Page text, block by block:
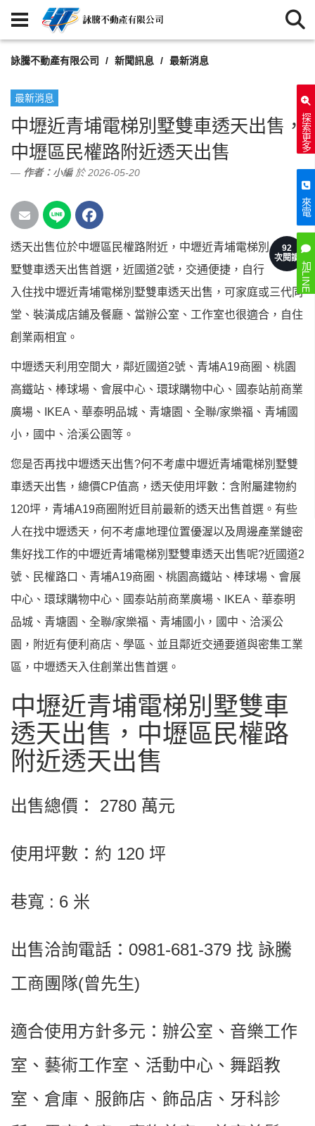
探索更多
來電
加LINE
詠騰不動產有限公司 新聞訊息 最新消息
最新消息
中壢近青埔電梯別墅雙車透天出售，
中壢區民權路附近透天出售
作者： 小編於 2026-05-20
92
次閱讀
透天出售位於中壢區民權路附近，中壢近青埔電梯別
墅雙車透天出售首選，近國道2號，交通便捷，自行
入住找中壢近青埔電梯別墅雙車透天出售，可家庭或三代同
堂、裝潢成店鋪及餐廳、當辦公室、工作室也很適合，自住
創業兩相宜。
中壢透天利用空間大，鄰近國道2號、青埔A19商圈、桃園
高鐵站、棒球場、會展中心、環球購物中心、國泰站前商業
廣場、IKEA、華泰明品城、青塘園、全聯/家樂福、青埔國
小，國中、洽溪公園等。
您是否再找中壢透天出售?何不考慮中壢近青埔電梯別墅雙
車透天出售，總價CP值高，透天使用坪數：含附屬建物約
120坪，青埔A19商圈附近目前最新的透天出售首選。有些
人在找中壢透天，何不考慮地理位置優渥以及周邊產業鏈密
集好找工作的中壢近青埔電梯別墅雙車透天出售呢?近國道2
號、民權路口、青埔A19商圈、桃園高鐵站、棒球場、會展
中心、環球購物中心、國泰站前商業廣場、IKEA、華泰明
品城、青塘園、全聯/家樂福、青埔國小，國中、洽溪公
園，附近有便利商店、學區、並且鄰近交通要道與密集工業
區，中壢透天入住創業出售首選。
中壢近青埔電梯別墅雙車
透天出售，中壢區民權路
附近透天出售
出售總價： 2780 萬元
使用坪數：約 120 坪
巷寬 : 6 米
出售洽詢電話：0981-681-379 找 詠騰
工商團隊(曾先生)
適合使用方針多元：辦公室、音樂工作
室、藝術工作室、活動中心、舞蹈教
室、倉庫、服飾店、飾品店、牙科診